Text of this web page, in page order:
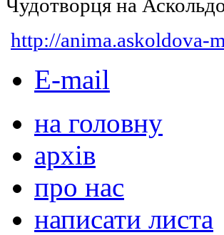
Чудотворця на
http://anima.askoldova-
E-mail
на головну
архів
про нас
написати листа